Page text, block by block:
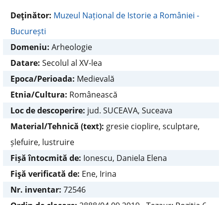
Deţinător: Muzeul Național de Istorie a României -
București
Domeniu: Arheologie
Datare: Secolul al XV-lea
Epoca/Perioada: Medievală
Etnia/Cultura: Românească
Loc de descoperire: jud. SUCEAVA, Suceava
Material/Tehnică (text): gresie cioplire, sculptare,
șlefuire, lustruire
Fișă întocmită de: Ionescu, Daniela Elena
Fişă verificată de: Ene, Irina
Nr. inventar: 72546